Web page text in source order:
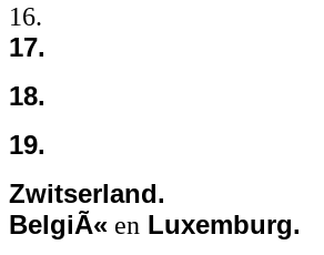
16.
17.
18.
19.
Zwitserland.
BelgiÃ« en Luxemburg.